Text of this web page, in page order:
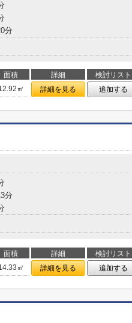
分
面積 詳細
検討リスト
㎡ 詳細を見る 追加する
分
面積 詳細
検討リスト
㎡ 詳細を見る 追加する